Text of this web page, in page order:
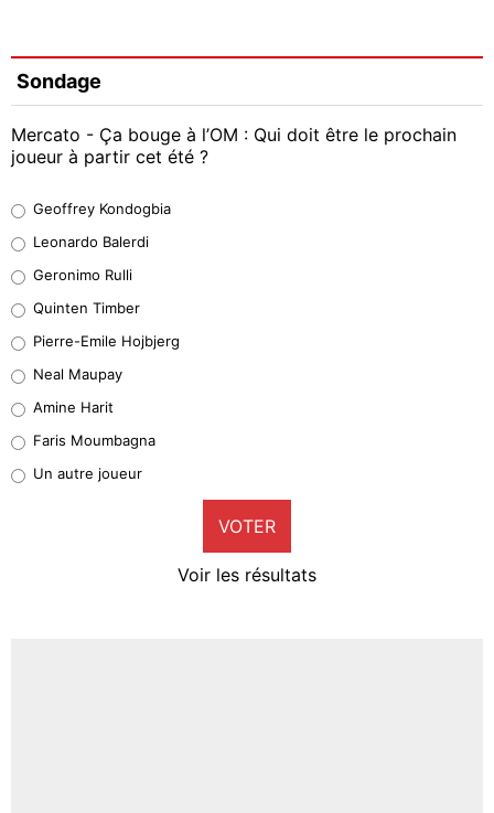
Sondage
Mercato - Ça bouge à l’OM : Qui doit être le prochain
joueur à partir cet été ?
38%
32%
4%
1%
9%
Geoffrey Kondogbia
Leonardo Balerdi
Geronimo Rulli
Quinten Timber
Pierre-Emile Hojbjerg
Neal Maupay
Amine Harit
Faris Moumbagna
Un autre joueur
VOTER
Voir les résultats